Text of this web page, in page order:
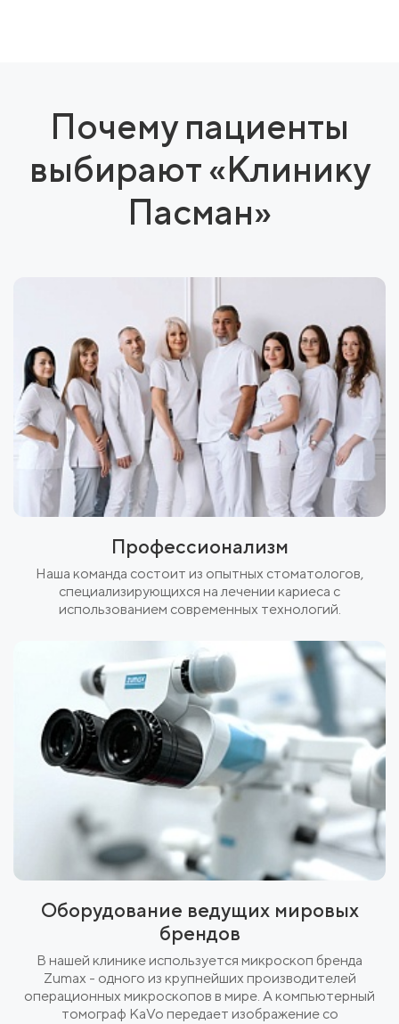
Почему пациенты
выбирают «Клинику
Пасман»
Профессионализм
Наша команда состоит из опытных стоматологов,
специализирующихся на лечении кариеса с
использованием современных технологий.
Оборудование ведущих мировых
брендов
В нашей клинике используется микроскоп бренда
Zumax - одного из крупнейших производителей
операционных микроскопов в мире. А компьютерный
томограф KaVo передает изображение со